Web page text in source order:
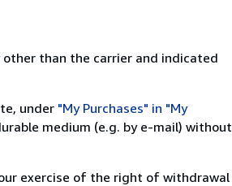
than the carrier and indicated
under "My Purchases" in "My
medium (e.g. by e-mail) without
exercise of the right of withdrawal